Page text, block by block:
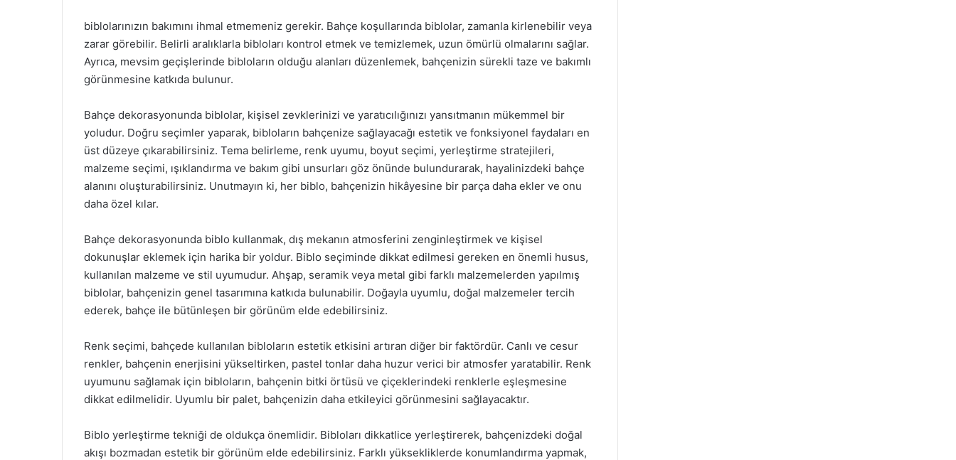
biblolarınızın bakımını ihmal etmemeniz gerekir. Bahçe koşullarında biblolar, zamanla kirlenebilir veya
zarar görebilir. Belirli aralıklarla bibloları kontrol etmek ve temizlemek, uzun ömürlü olmalarını sağlar.
Ayrıca, mevsim geçişlerinde bibloların olduğu alanları düzenlemek, bahçenizin sürekli taze ve bakımlı
görünmesine katkıda bulunur.
Bahçe dekorasyonunda biblolar, kişisel zevklerinizi ve yaratıcılığınızı yansıtmanın mükemmel bir
yoludur. Doğru seçimler yaparak, bibloların bahçenize sağlayacağı estetik ve fonksiyonel faydaları en
üst düzeye çıkarabilirsiniz. Tema belirleme, renk uyumu, boyut seçimi, yerleştirme stratejileri,
malzeme seçimi, ışıklandırma ve bakım gibi unsurları göz önünde bulundurarak, hayalinizdeki bahçe
alanını oluşturabilirsiniz. Unutmayın ki, her biblo, bahçenizin hikâyesine bir parça daha ekler ve onu
daha özel kılar.
Bahçe dekorasyonunda biblo kullanmak, dış mekanın atmosferini zenginleştirmek ve kişisel
dokunuşlar eklemek için harika bir yoldur. Biblo seçiminde dikkat edilmesi gereken en önemli husus,
kullanılan malzeme ve stil uyumudur. Ahşap, seramik veya metal gibi farklı malzemelerden yapılmış
biblolar, bahçenizin genel tasarımına katkıda bulunabilir. Doğayla uyumlu, doğal malzemeler tercih
ederek, bahçe ile bütünleşen bir görünüm elde edebilirsiniz.
Renk seçimi, bahçede kullanılan bibloların estetik etkisini artıran diğer bir faktördür. Canlı ve cesur
renkler, bahçenin enerjisini yükseltirken, pastel tonlar daha huzur verici bir atmosfer yaratabilir. Renk
uyumunu sağlamak için bibloların, bahçenin bitki örtüsü ve çiçeklerindeki renklerle eşleşmesine
dikkat edilmelidir. Uyumlu bir palet, bahçenizin daha etkileyici görünmesini sağlayacaktır.
Biblo yerleştirme tekniği de oldukça önemlidir. Bibloları dikkatlice yerleştirerek, bahçenizdeki doğal
akışı bozmadan estetik bir görünüm elde edebilirsiniz. Farklı yüksekliklerde konumlandırma yapmak,